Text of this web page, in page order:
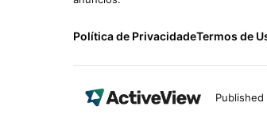
Política de PrivacidadeTermos de